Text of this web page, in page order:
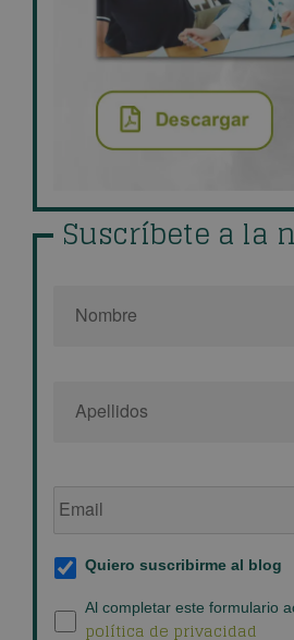
Suscríbete a la
de
Suscripción
al
blog
*
Quiero suscribirme al blog
Política
de
Al completar este formulario
política de privacidad